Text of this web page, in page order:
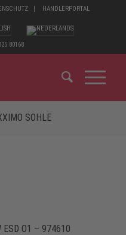
HÄNDLERPORTAL
80168
SOHLE
ESD O1 – 974610